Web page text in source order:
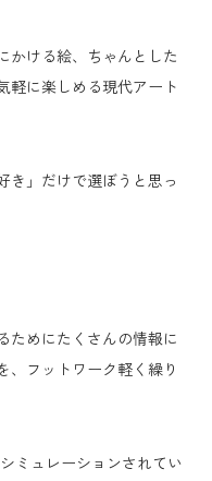
かける絵、ちゃんとした
軽に楽しめる現代アート
き」だけで選ぼうと思っ
ためにたくさんの情報に
、フットワーク軽く繰り
ミュレーションされてい